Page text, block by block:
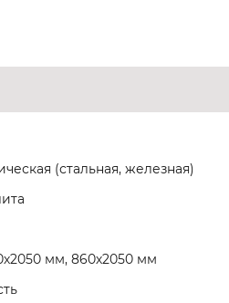
(стальная, железная)
мм, 860х2050 мм